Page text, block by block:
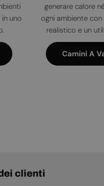
uno
generare calore
ogni ambiente
realistico e un
Camini A
clienti